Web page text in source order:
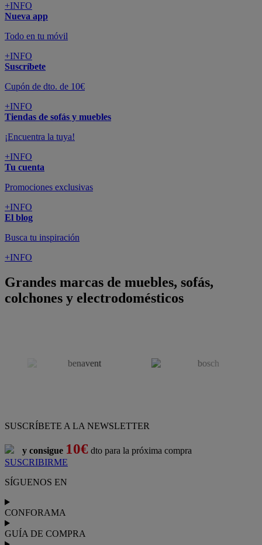
+INFO
Nueva app
Todo en tu móvil
+INFO
Suscríbete
Cupón de dto. de 10€
+INFO
Tiendas de sofás y muebles
¡Encuentra la tuya!
+INFO
Tu cuenta
Promociones exclusivas
+INFO
El blog
Busca tu inspiración
+INFO
Grandes marcas de muebles, sofás,
colchones y electrodomésticos
SUSCRÍBETE A LA NEWSLETTER
y consigue 10€ dto para la próxima compra
SUSCRIBIRME
SÍGUENOS EN
CONFORAMA
GUÍA DE COMPRA